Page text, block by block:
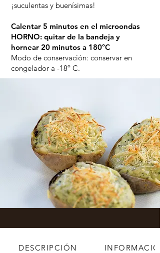
¡suculentas y buenísimas!
Calentar 5 minutos en el microondas
HORNO: quitar de la bandeja y
hornear 20 minutos a 180ºC
Modo de conservación: conservar en
congelador a -18º C.
DESCRIPCIÓN